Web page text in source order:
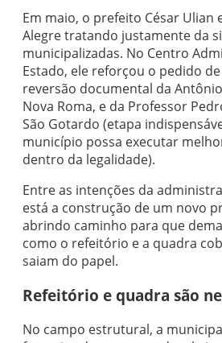
Em maio, o prefeito César Ulian
Alegre tratando justamente da
municipalizadas. No Centro
Estado, ele reforçou o pedido
reversão documental da
Nova Roma, e da Professor
São Gotardo (etapa
município possa executar
dentro da legalidade).
Entre as intenções da
está a construção de um novo
abrindo caminho para que
como o refeitório e a quadra
saiam do papel.
Refeitório e quadra são
No campo estrutural, a